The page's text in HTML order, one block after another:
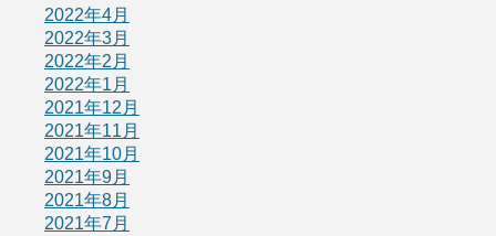
2022年4月
2022年3月
2022年2月
2022年1月
2021年12月
2021年11月
2021年10月
2021年9月
2021年8月
2021年7月